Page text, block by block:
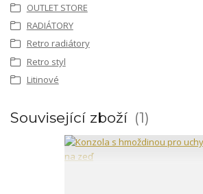
OUTLET STORE
RADIÁTORY
Retro radiátory
Retro styl
Litinové
Související zboží 1